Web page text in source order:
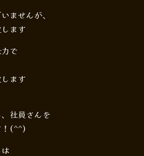
ませんが、
ます
で
ます
社員さんを
！(^^)